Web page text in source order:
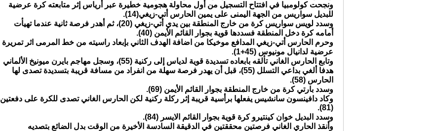
ونجحت كولومبيا في افتتاح التسجيل من أول محاولة هجومية خطيرة عبر أرياس إثر متابعته كرة عرضية
للبديل سواريس من الجهة اليمنى على يمين الحارس أتي-زيغي(14).
وسدد لويس سواريس كرة من خارج المنطقة بين يدي أتي-زيغي (20)، ثم أهدر فرصة ثانية عندما تهيأت
أمامه كرة دخل المنطقة فسددها قوية بجوار القائم الأيمن (40).
وحرم الحارس أتي-زيغي المدافع موخيكا من اضافة الهدف الثاني بإبعاد راسيته من خط المرمى اثر تمريرة
عرضية لدانيال مونيوس (45+1).
وتابع الحارس الغاني تألقه بابعاده تسديدة قوية لدياس إلى ركنية (55)، وسجل مهاجم بايرن ميونيخ الألماني
هدفا ألغي بداعي التسلل (55)، قبل أن يهدر فرصة سهلة من انفراد من مسافة قريبة بتسديدة تصدى لها
الحارس (58).
وسدد بارتي كرة من خارج المنطقة بجوار القائم الأيمن (69).
وكاد دافينسون سانشيس يفعلها برأسية قريبة إثر ركلة ركنية لكن الحارس الغاني تصدى للكرة على دفعتين
(81).
وسدد البديل خوان كينتيرو كرة قوية بجوار القائم الايسر (84).
وأنقذ الحاري الغاني فرصتين محققتين في الدقيقة السادسة الأخيرة من الوقت بدل الضائع بتصديه